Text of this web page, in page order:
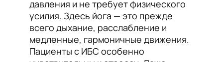
давления и не требует физического
усилия. Здесь йога — это прежде
всего дыхание, расслабление и
медленные, гармоничные движения.
Пациенты с ИБС особенно